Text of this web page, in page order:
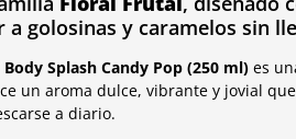
a golosinas y caramelos sin
Body Splash Candy Pop (250 ml)es
un aroma dulce, vibrante y jovial
a diario.